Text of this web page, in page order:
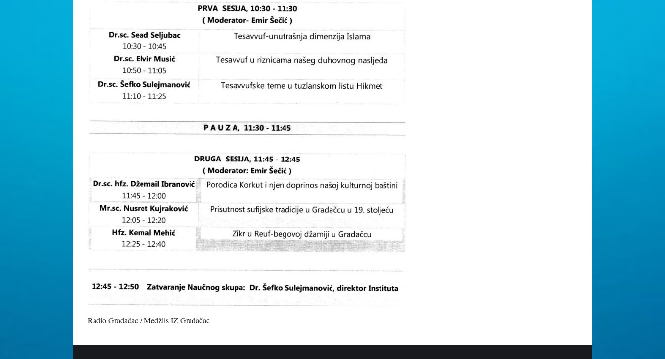
Radio Gradačac / Medžlis IZ Gradačac